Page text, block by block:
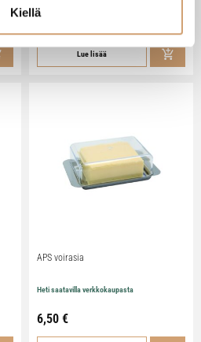
Kiellä
Lue lisää
APS voirasia
Heti saatavilla verkkokaupasta
6,50 €